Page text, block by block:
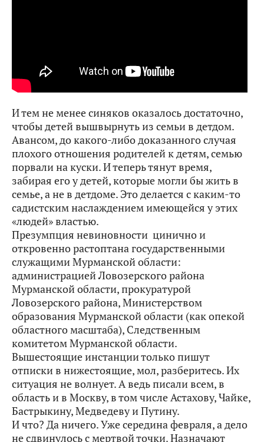
И тем не менее синяков оказалось достаточно,
чтобы детей вышвырнуть из семьи в детдом.
Авансом, до какого-либо доказанного случая
плохого отношения родителей к детям, семью
порвали на куски. И теперь тянут время,
забирая его у детей, которые могли бы жить в
семье, а не в детдоме. Это делается с каким-то
садистским наслаждением имеющейся у этих
«людей» властью.
Презумпция невиновности цинично и
откровенно растоптана государственными
служащими Мурманской области:
администрацией Ловозерского района
Мурманской области, прокуратурой
Ловозерского района, Министерством
образования Мурманской области (как опекой
областного масштаба), Следственным
комитетом Мурманской области.
Вышестоящие инстанции только пишут
отписки в нижестоящие, мол, разберитесь. Их
ситуация не волнует. А ведь писали всем, в
область и в Москву, в том числе Астахову, Чайке,
Бастрыкину, Медведеву и Путину.
И что? Да ничего. Уже середина февраля, а дело
не сдвинулось с мертвой точки. Назначают